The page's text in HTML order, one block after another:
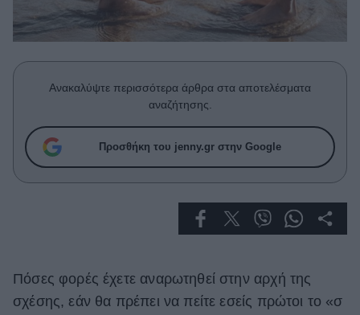
Parenting
Working Girl
Πρόσωπα
Celebrities
Συνεντεύξεις
Who
Ζώδια
Ανακαλύψτε περισσότερα άρθρα στα αποτελέσματα
αναζήτησης.
Προσθήκη του jenny.gr στην Google
Πόσες φορές έχετε αναρωτηθεί στην αρχή της
σχέσης, εάν θα πρέπει να πείτε εσείς πρώτοι το «σ